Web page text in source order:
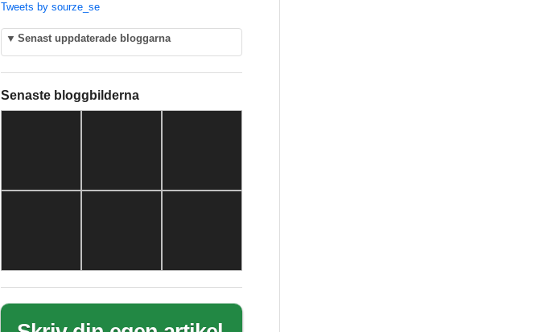
Tweets by sourze_se
▼ Senast uppdaterade bloggarna
Senaste bloggbilderna